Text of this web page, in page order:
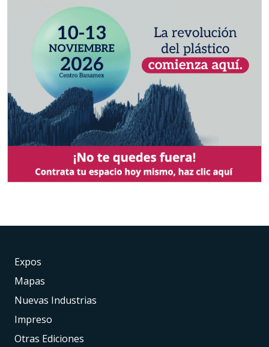
Expos
Mapas
Nuevas Industrias
Impreso
Otras Ediciones